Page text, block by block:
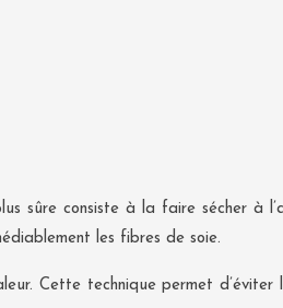
sûre consiste à la faire sécher à
les fibres de soie.
Cette technique permet